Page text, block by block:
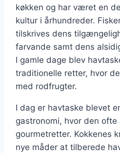
køkken og har været en
kultur i århundreder.
tilskrives dens
farvande samt dens
I gamle dage blev
traditionelle retter, hvor
med rodfrugter.
I dag er havtaske blevet
gastronomi, hvor den ofte
gourmetretter. Kokkenes
nye måder at tilberede